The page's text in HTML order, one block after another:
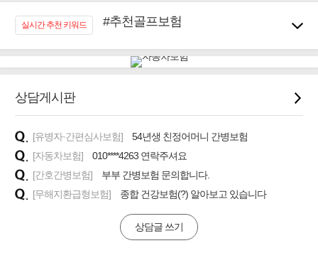
실시간 추천 키워드
#추천골프보험
#우리집 화재, 도난대비
#노후대비 연금재테크!
#임플란트, 치아치료보장
#무해지 건강보험
#바뀌기전에 4세대 가입
상담게시판
[유병자·간편심사보험]
54년생 친정어머니 간병보험
[자동차보험]
010****4263 연락주셔요
[간호간병보험]
부부 간병보험 문의합니다.
[무해지환급형보험]
종합 건강보험(?) 알아보고 있습니다
상담글 쓰기